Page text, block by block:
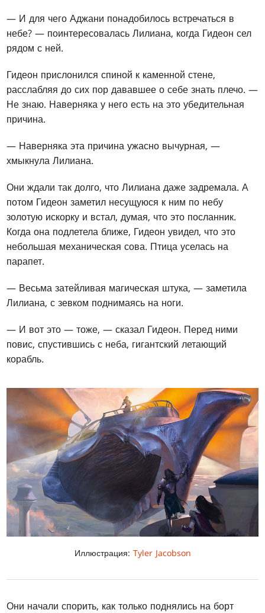
— И для чего Аджани понадобилось встречаться в
небе? — поинтересовалась Лилиана, когда Гидеон сел
рядом с ней.
Гидеон прислонился спиной к каменной стене,
расслабляя до сих пор дававшее о себе знать плечо. —
Не знаю. Наверняка у него есть на это убедительная
причина.
— Наверняка эта причина ужасно вычурная, —
хмыкнула Лилиана.
Они ждали так долго, что Лилиана даже задремала. А
потом Гидеон заметил несущуюся к ним по небу
золотую искорку и встал, думая, что это посланник.
Когда она подлетела ближе, Гидеон увидел, что это
небольшая механическая сова. Птица уселась на
парапет.
— Весьма затейливая магическая штука, — заметила
Лилиана, с зевком поднимаясь на ноги.
— И вот это — тоже, — сказал Гидеон. Перед ними
повис, спустившись с неба, гигантский летающий
корабль.
Иллюстрация: Tyler Jacobson
Они начали спорить, как только поднялись на борт